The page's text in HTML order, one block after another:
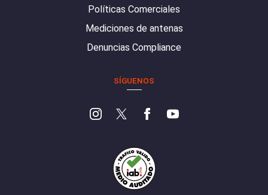
Políticas Comerciales
Mediciones de antenas
Denuncias Compliance
SÍGUENOS